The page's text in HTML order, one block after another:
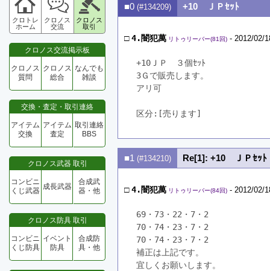
クロトレ
ホーム
クロノス
交流
クロノス
取引
クロノス交流掲示板
クロノス
質問
クロノス
総合
なんでも
雑談
交換・査定・取引連絡
アイテム
交換
アイテム
査定
取引連絡
BBS
クロノス武器 取引
コンビニ
くじ武器 成長武器
合成武
器・他
クロノス防具 取引
コンビニ
くじ防具
イベント
防具
合成防
具・他
■0 (#134209) +10 ＪＰｾｯﾄ
□4.闇犯萬 リトゥリーバー(81回) - 2012/02/
+10ＪＰ　３個ｾｯﾄ
3Ｇで販売します。
アリ可
区分:[売ります]
■1 (#134210) Re[1]: +10 ＪＰｾｯﾄ
□4.闇犯萬 リトゥリーバー(84回) - 2012/02/
69・73・22・7・2
70・74・23・7・2
70・74・23・7・2
補正は上記です。
宜しくお願いします。